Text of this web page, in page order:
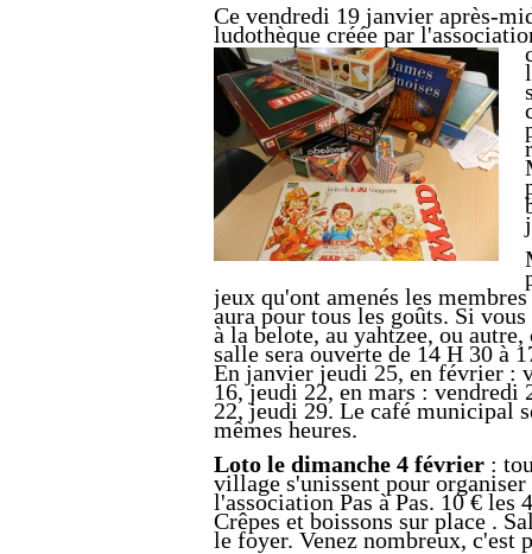
Ce vendredi 19 janvier après-
ludothèque créée par
jeux qu'ont amenés les
aura pour tous les goûts. Si
à la belote, au yahtzee, ou
salle sera ouverte de 14 H 30 à
En janvier jeudi 25, en février :
16, jeudi 22, en mars :
22, jeudi 29. Le café municipal
mêmes heures.
Loto le dimanche 4 février :
village s'unissent pour
l'association Pas à Pas. 10 € les
Crêpes et boissons sur place .
le foyer. Venez nombreux, c'est